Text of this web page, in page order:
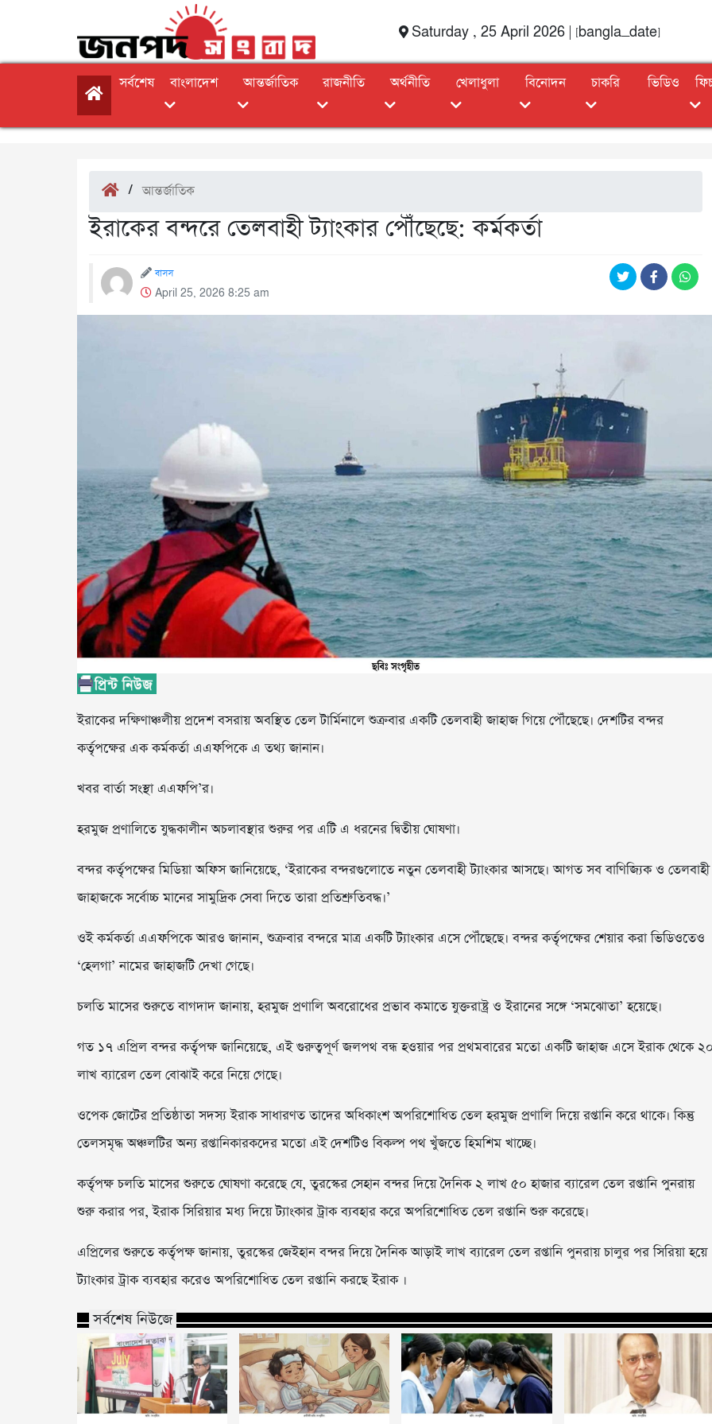
Saturday , 25 April 2026 | [bangla_date]
সর্বশেষ বাংলাদেশ আন্তর্জাতিক রাজনীতি অর্থনীতি খেলাধুলা বিনোদন চাকরি ভিডিও
/আন্তর্জাতিক
ইরাকের বন্দরে তেলবাহী ট্যাংকার পৌঁছেছে: কর্মকর্তা
বাসস
April 25, 2026 8:25 am
ইরাকের দক্ষিণাঞ্চলীয় প্রদেশ বসরায় অবস্থিত তেল টার্মিনালে শুক্রবার একটি তেলবাহী জাহাজ গিয়ে পৌঁছেছে। দেশটির বন্দর
কর্তৃপক্ষের এক কর্মকর্তা এএফপিকে এ তথ্য জানান।
খবর বার্তা সংস্থা এএফপি’র।
হরমুজ প্রণালিতে যুদ্ধকালীন অচলাবস্থার শুরুর পর এটি এ ধরনের দ্বিতীয় ঘোষণা।
বন্দর কর্তৃপক্ষের মিডিয়া অফিস জানিয়েছে, ‘ইরাকের বন্দরগুলোতে নতুন তেলবাহী ট্যাংকার আসছে। আগত সব বাণিজ্যিক ও তেলবাহী
জাহাজকে সর্বোচ্চ মানের সামুদ্রিক সেবা দিতে তারা প্রতিশ্রুতিবদ্ধ।’
ওই কর্মকর্তা এএফপিকে আরও জানান, শুক্রবার বন্দরে মাত্র একটি ট্যাংকার এসে পৌঁছেছে। বন্দর কর্তৃপক্ষের শেয়ার করা ভিডিওতেও
‘হেলগা’ নামের জাহাজটি দেখা গেছে।
চলতি মাসের শুরুতে বাগদাদ জানায়, হরমুজ প্রণালি অবরোধের প্রভাব কমাতে যুক্তরাষ্ট্র ও ইরানের সঙ্গে ‘সমঝোতা’ হয়েছে।
গত ১৭ এপ্রিল বন্দর কর্তৃপক্ষ জানিয়েছে, এই গুরুত্বপূর্ণ জলপথ বন্ধ হওয়ার পর প্রথমবারের মতো একটি জাহাজ এসে ইরাক থেকে ২০
লাখ ব্যারেল তেল বোঝাই করে নিয়ে গেছে।
ওপেক জোটের প্রতিষ্ঠাতা সদস্য ইরাক সাধারণত তাদের অধিকাংশ অপরিশোধিত তেল হরমুজ প্রণালি দিয়ে রপ্তানি করে থাকে। কিন্তু
তেলসমৃদ্ধ অঞ্চলটির অন্য রপ্তানিকারকদের মতো এই দেশটিও বিকল্প পথ খুঁজতে হিমশিম খাচ্ছে।
কর্তৃপক্ষ চলতি মাসের শুরুতে ঘোষণা করেছে যে, তুরস্কের সেহান বন্দর দিয়ে দৈনিক ২ লাখ ৫০ হাজার ব্যারেল তেল রপ্তানি পুনরায়
শুরু করার পর, ইরাক সিরিয়ার মধ্য দিয়ে ট্যাংকার ট্রাক ব্যবহার করে অপরিশোধিত তেল রপ্তানি শুরু করেছে।
এপ্রিলের শুরুতে কর্তৃপক্ষ জানায়, তুরস্কের জেইহান বন্দর দিয়ে দৈনিক আড়াই লাখ ব্যারেল তেল রপ্তানি পুনরায় চালুর পর সিরিয়া হয়ে
ট্যাংকার ট্রাক ব্যবহার করেও অপরিশোধিত তেল রপ্তানি করছে ইরাক ।
সর্বশেষ নিউজে